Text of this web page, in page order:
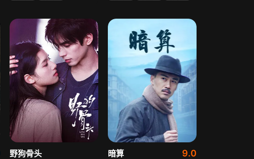
野狗骨头 暗算 9.0